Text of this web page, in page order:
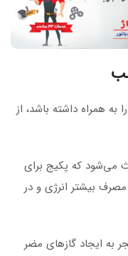
همراه داشته باشد، از
می‌شود که پکیج برای
بیشتر انرژی و در
به ایجاد گازهای مضر